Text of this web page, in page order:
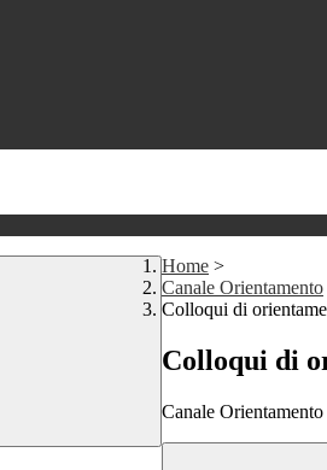
Home >
Canale Orientamento
Colloqui di
Colloqui di
Canale Orientamento